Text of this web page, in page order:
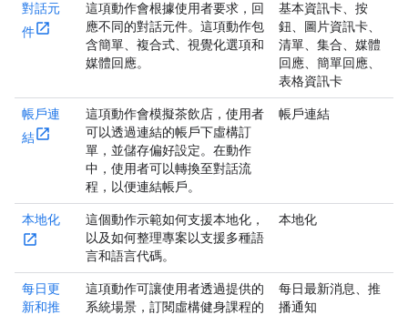
對話元
件
這項動作會根據使用者要求，回
應不同的對話元件。這項動作包
含簡單、複合式、視覺化選項和
媒體回應。
基本資訊卡、按
鈕、圖片資訊卡、
清單、集合、媒體
回應、簡單回應、
表格資訊卡
帳戶連
結
這項動作會模擬茶飲店，使用者
可以透過連結的帳戶下虛構訂
單，並儲存偏好設定。在動作
中，使用者可以轉換至對話流
程，以便連結帳戶。
帳戶連結
本地化
這個動作示範如何支援本地化，
以及如何整理專案以支援多種語
言和語言代碼。
本地化
每日更
新和推
這項動作可讓使用者透過提供的
系統場景，訂閱虛構健身課程的
每日最新消息、推
播通知